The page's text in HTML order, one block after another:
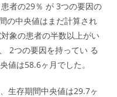
者の29％ が 3つの要因の
の中央値はまだ計算され
象の患者の半数以上がい
2つの要因を持ってい る
値は58.6ヶ月でした。
生存期間中央値は29.7ヶ